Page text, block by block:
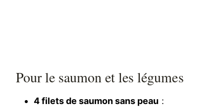
Pour le saumon et les légumes
4 filets de saumon sans peau :